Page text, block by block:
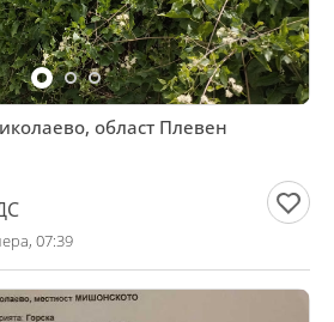
област Плевен
07:39